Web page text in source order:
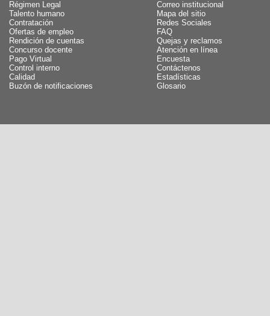
Régimen Legal
Talento humano
Contratación
Ofertas de empleo
Rendición de cuentas
Concurso docente
Pago Virtual
Control interno
Calidad
Buzón de notificaciones
Correo institucional
Mapa del sitio
Redes Sociales
FAQ
Quejas y reclamos
Atención en línea
Encuesta
Contáctenos
Estadísticas
Glosario